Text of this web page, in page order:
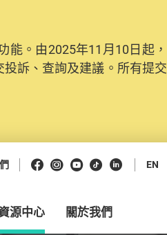
。由2025年11月10日起，
訴、查詢及建議。所有提交
Facebook
Instagram
Youtube
抖音領英 EN
源中心 關於我們